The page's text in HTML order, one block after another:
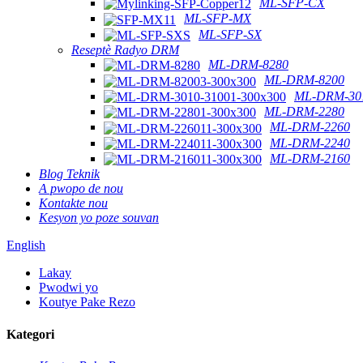
ML-SFP-CX
ML-SFP-MX
ML-SFP-SX
Reseptè Radyo DRM
ML-DRM-8280
ML-DRM-8200
ML-DRM-
ML-DRM-2280
ML-DRM-2260
ML-DRM-2240
ML-DRM-2160
Blog Teknik
A pwopo de nou
Kontakte nou
Kesyon yo poze souvan
English
Lakay
Pwodwi yo
Koutye Pake Rezo
Kategori